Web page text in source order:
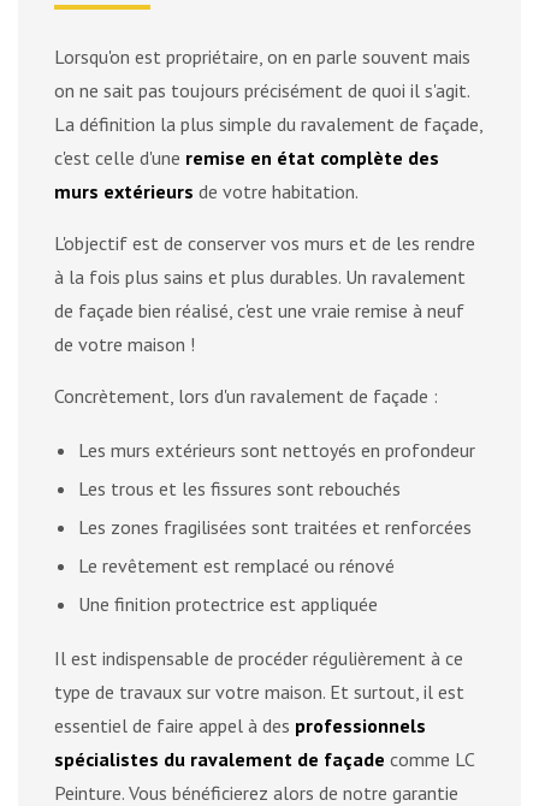
Lorsqu'on est propriétaire, on en parle souvent mais
on ne sait pas toujours précisément de quoi il s'agit.
La définition la plus simple du ravalement de façade,
c'est celle d'une remise en état complète des
murs extérieurs de votre habitation.
L'objectif est de conserver vos murs et de les rendre
à la fois plus sains et plus durables. Un ravalement
de façade bien réalisé, c'est une vraie remise à neuf
de votre maison !
Concrètement, lors d'un ravalement de façade :
Les murs extérieurs sont nettoyés en profondeur
Les trous et les fissures sont rebouchés
Les zones fragilisées sont traitées et renforcées
Le revêtement est remplacé ou rénové
Une finition protectrice est appliquée
Il est indispensable de procéder régulièrement à ce
type de travaux sur votre maison. Et surtout, il est
essentiel de faire appel à des professionnels
spécialistes du ravalement de façade comme LC
Peinture. Vous bénéficierez alors de notre garantie